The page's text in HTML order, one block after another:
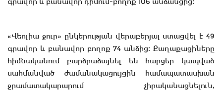
«Վեոլիա ջուր» ընկերության վերաբերյալ ստացվել է 49
գրավոր և բանավոր բողոք 74 անձից։ Քաղաքացիները
հիմնականում բարձրաձայնել են հարցեր կապված
սահմանված ժամանակացույցին համապատասխան
ջրամատակարարում չիրականացնելուն,